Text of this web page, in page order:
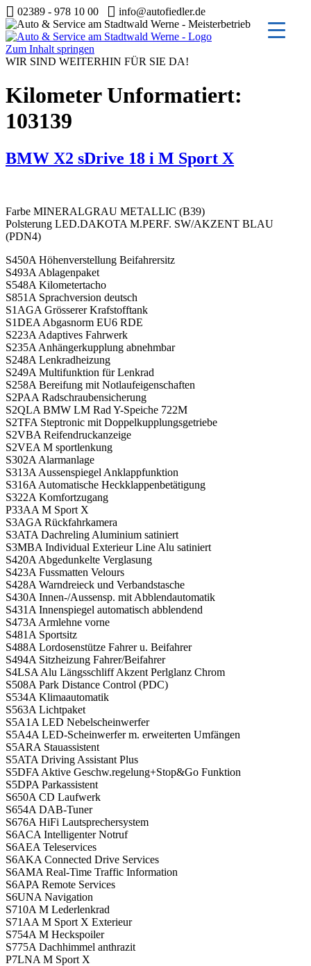
02389 - 978 10 00 info@autofiedler.de
Zum Inhalt springen
WIR SIND WEITERHIN FÜR SIE DA!
Kilometer Unformatiert:
103139
BMW X2 sDrive 18 i M Sport X
Farbe MINERALGRAU METALLIC (B39)
Polsterung LED.DAKOTA M.PERF. SW/AKZENT BLAU
(PDN4)
S450A Höhenverstellung Beifahrersitz
S493A Ablagenpaket
S548A Kilometertacho
S851A Sprachversion deutsch
S1AGA Grösserer Krafstofftank
S1DEA Abgasnorm EU6 RDE
S223A Adaptives Fahrwerk
S235A Anhängerkupplung abnehmbar
S248A Lenkradheizung
S249A Multifunktion für Lenkrad
S258A Bereifung mit Notlaufeigenschaften
S2PAA Radschraubensicherung
S2QLA BMW LM Rad Y-Speiche 722M
S2TFA Steptronic mit Doppelkupplungsgetriebe
S2VBA Reifendruckanzeige
S2VEA M sportlenkung
S302A Alarmanlage
S313A Aussenspiegel Anklappfunktion
S316A Automatische Heckklappenbetätigung
S322A Komfortzugang
P33AA M Sport X
S3AGA Rückfahrkamera
S3ATA Dachreling Aluminium satiniert
S3MBA Individual Exterieur Line Alu satiniert
S420A Abgedunkelte Verglasung
S423A Fussmatten Velours
S428A Warndreieck und Verbandstasche
S430A Innen-/Aussensp. mit Abblendautomatik
S431A Innenspiegel automatisch abblendend
S473A Armlehne vorne
S481A Sportsitz
S488A Lordosenstütze Fahrer u. Beifahrer
S494A Sitzheizung Fahrer/Beifahrer
S4LSA Alu Längsschliff Akzent Perlglanz Chrom
S508A Park Distance Control (PDC)
S534A Klimaautomatik
S563A Lichtpaket
S5A1A LED Nebelscheinwerfer
S5A4A LED-Scheinwerfer m. erweiterten Umfängen
S5ARA Stauassistent
S5ATA Driving Assistant Plus
S5DFA Aktive Geschw.regelung+Stop&Go Funktion
S5DPA Parkassistent
S650A CD Laufwerk
S654A DAB-Tuner
S676A HiFi Lautsprechersystem
S6ACA Intelligenter Notruf
S6AEA Teleservices
S6AKA Connected Drive Services
S6AMA Real-Time Traffic Information
S6APA Remote Services
S6UNA Navigation
S710A M Lederlenkrad
S71AA M Sport X Exterieur
S754A M Heckspoiler
S775A Dachhimmel anthrazit
P7LNA M Sport X